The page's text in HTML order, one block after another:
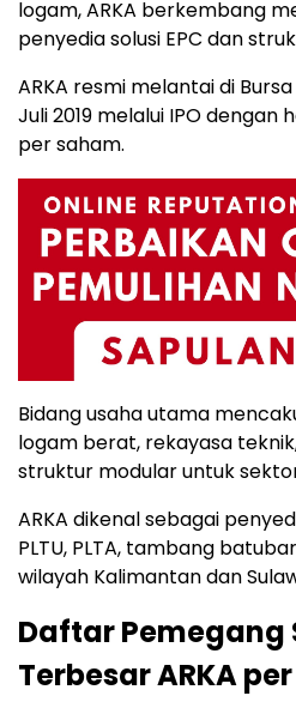
logam, ARKA berkembang
penyedia solusi EPC dan
ARKA resmi melantai di
Juli 2019 melalui IPO
per saham.
Bidang usaha utama
logam berat, rekayasa
struktur modular untuk
ARKA dikenal sebagai
PLTU, PLTA, tambang
wilayah Kalimantan dan
Daftar Pemegang
Terbesar ARKA